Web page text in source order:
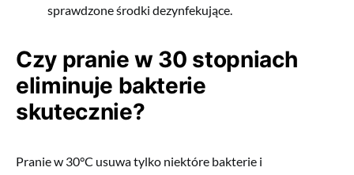
sprawdzone środki dezynfekujące.
Czy pranie w 30 stopniach
eliminuje bakterie
skutecznie?
Pranie w 30°C usuwa tylko niektóre bakterie i